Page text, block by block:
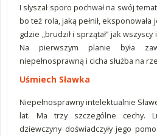
I słyszał sporo pochwał na swój
bo też rola, jaką pełnił,
gdzie „brudził i sprzątał” jak
Na pierwszym planie była
niepełnosprawną i cicha służba na
Uśmiech Sławka
Niepełnosprawny intelektualnie
lat. Ma trzy szczególne cechy.
dziewczyny doświadczyły jego